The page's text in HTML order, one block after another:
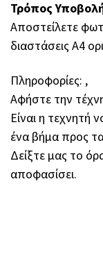
Τρόπος
Αποστείλετε
διαστάσεις Α4
Πληροφορίες: ,
Αφήστε την
Είναι η
ένα βήμα προς
Δείξτε μας το
αποφασίσει.